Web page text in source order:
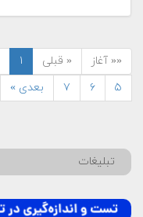
«« آغاز « قبلی ۱
۵
۶ ۷ بعدی »
تبلیغات